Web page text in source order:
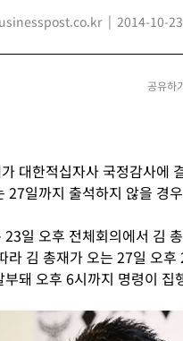
2014-10-
공유하
대한적십자사 국정감사에
27일까지 출석하지 않을 경
일 오후 전체회의에서 김
라 김 총재가 오는 27일 오
돼 오후 6시까지 명령이 집